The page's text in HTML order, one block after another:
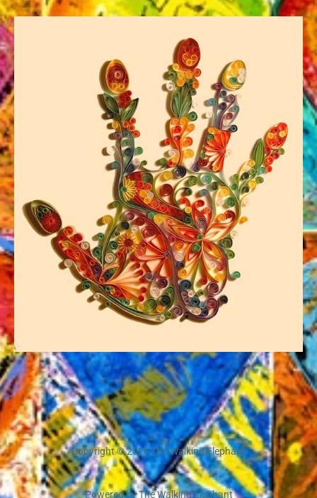
Copyright © 2026 The Walking Elephant
Powered by The Walking Elephant